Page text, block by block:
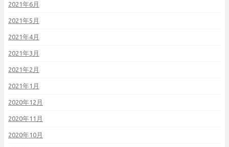
2021年6月
2021年5月
2021年4月
2021年3月
2021年2月
2021年1月
2020年12月
2020年11月
2020年10月